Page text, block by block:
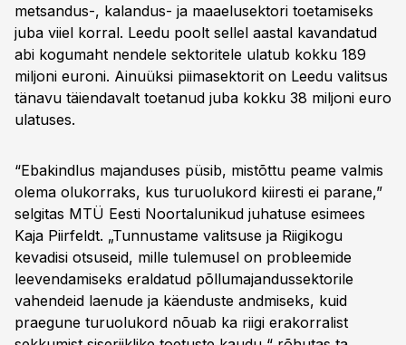
metsandus-, kalandus- ja maaelusektori toetamiseks
juba viiel korral. Leedu poolt sellel aastal kavandatud
abi kogumaht nendele sektoritele ulatub kokku 189
miljoni euroni. Ainuüksi piimasektorit on Leedu valitsus
tänavu täiendavalt toetanud juba kokku 38 miljoni euro
ulatuses.
“Ebakindlus majanduses püsib, mistõttu peame valmis
olema olukorraks, kus turuolukord kiiresti ei parane,”
selgitas MTÜ Eesti Noortalunikud juhatuse esimees
Kaja Piirfeldt. „Tunnustame valitsuse ja Riigikogu
kevadisi otsuseid, mille tulemusel on probleemide
leevendamiseks eraldatud põllumajandussektorile
vahendeid laenude ja käenduste andmiseks, kuid
praegune turuolukord nõuab ka riigi erakorralist